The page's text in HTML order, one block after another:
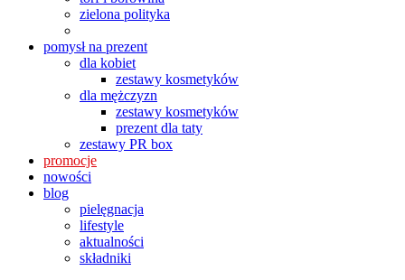
zielona polityka
pomysł na prezent
dla kobiet
zestawy kosmetyków
dla mężczyzn
zestawy kosmetyków
prezent dla taty
zestawy PR box
promocje
nowości
blog
pielęgnacja
lifestyle
aktualności
składniki